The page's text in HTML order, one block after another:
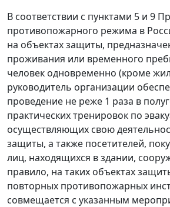
В соответствии с пунктами 5 и 9
противопожарного режима в
на объектах защиты,
проживания или временного
человек одновременно (кроме
руководитель организации
проведение не реже 1 раза в
практических тренировок по
осуществляющих свою
защиты, а также посетителей,
лиц, находящихся в здании,
правило, на таких объектах
повторных противопожарных
совмещается с указанным